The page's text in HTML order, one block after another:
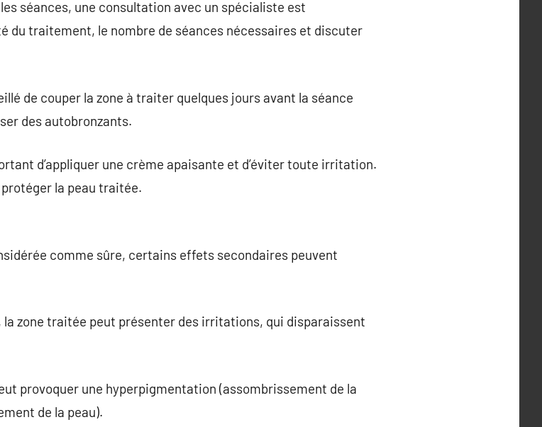
séances, une consultation avec un spécialiste est
du traitement, le nombre de séances nécessaires et discuter
de couper la zone à traiter quelques jours avant la séance
des autobronzants.
d’appliquer une crème apaisante et d’éviter toute irritation.
la peau traitée.
comme sûre, certains effets secondaires peuvent
zone traitée peut présenter des irritations, qui disparaissent
provoquer une hyperpigmentation (assombrissement de la
de la peau).